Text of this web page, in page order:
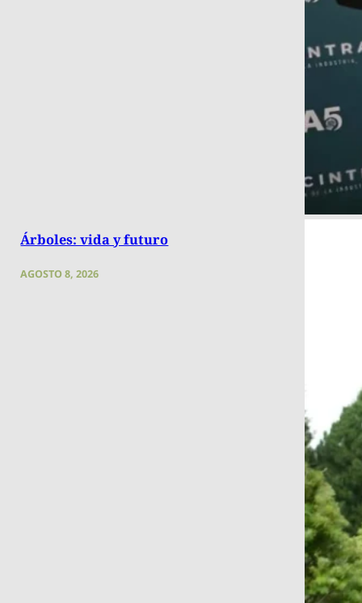
Árboles: vida y futuro
AGOSTO 8, 2026